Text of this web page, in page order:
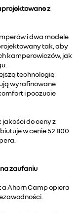
z
i dwa modele
tak, aby
kamperowiczów, jak
technologię
wyrafinowane
i poczucie
jakości do ceny z
w cenie 52 800
zaufaniu
Ahorn Camp opiera